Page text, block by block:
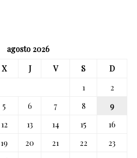
agosto 2026
X J V S
D
1
2
5 6 7 8
9
12 13 14 15
16
19 20 21 22
23